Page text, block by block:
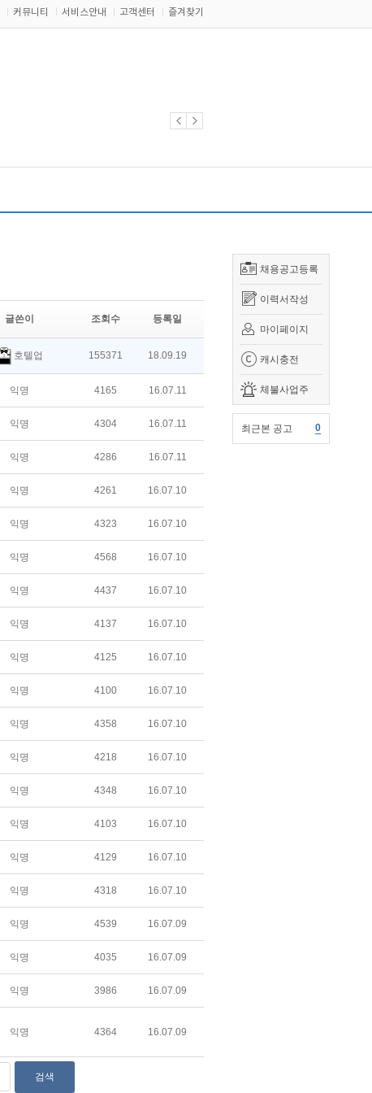
커뮤니티 서비스안내 고객센터 즐겨찾기
채용공고등록
이력서작성
마이페이지
캐시충전
체불사업주
최근본 공고 0
글쓴이 조회수 등록일
호텔업 155371 18.09.19
익명 4165 16.07.11
익명 4304 16.07.11
익명 4286 16.07.11
익명 4261 16.07.10
익명 4323 16.07.10
익명 4568 16.07.10
익명 4437 16.07.10
익명 4137 16.07.10
익명 4125 16.07.10
익명 4100 16.07.10
익명 4358 16.07.10
익명 4218 16.07.10
익명 4348 16.07.10
익명 4103 16.07.10
익명 4129 16.07.10
익명 4318 16.07.10
익명 4539 16.07.09
익명 4035 16.07.09
익명 3986 16.07.09
익명 4364 16.07.09